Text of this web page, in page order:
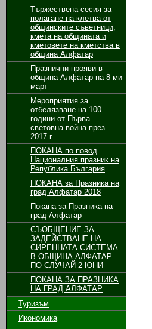
Тържествена сесия за
полагане на клетва от
общинските съветници,
кмета на общината и
кметовете на кметства в
община Алфатар
Празнични прояви в
община Алфатар на 8-ми
март
Мероприятия за
отбелязване на 100
години от Първа
световна война през
2017 г.
ПОКАНА по повод
Националния празник на
Република България
ПОКАНА за Празника на
град Алфатар 2018
Покана за Празника на
град Алфатар
СЪОБЩЕНИЕ ЗА
ЗАДЕЙСТВАНЕ НА
СИРЕННАТА СИСТЕМА
В ОБЩИНА АЛФАТАР
ПО СЛУЧАЙ 2 ЮНИ
ПОКАНА ЗА ПРАЗНИКА
НА ГРАД АЛФАТАР
Туризъм
Икономика